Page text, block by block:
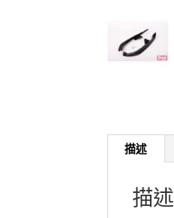
描述
描述